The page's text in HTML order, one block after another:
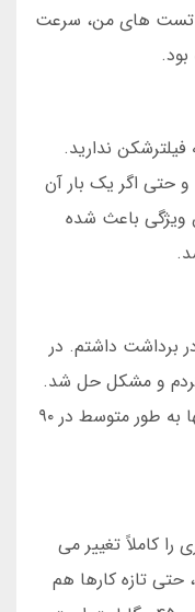
تست های من، سرعت
ندارید.
اگر یک بار آن
ویژگی باعث شده
شب مشکل در برداشت داشتم. در
کردم و مشکل حل شد.
این سرعت در پشتیبانی نادر است. آنها به طور متوسط در ۹۰
را کاملاً تغییر می
تازه کارها هم